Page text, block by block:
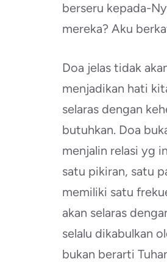
berseru kepada-
mereka? Aku
Doa jelas tidak
menjadikan hati
selaras dengan
butuhkan. Doa
menjalin relasi yg
satu pikiran, satu
memiliki satu
akan selaras
selalu dikabulkan
bukan berarti